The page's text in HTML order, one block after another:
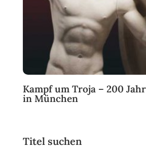
Kampf um Troja – 200
in München
Titel suchen